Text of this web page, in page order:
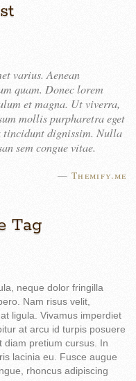
varius. Aenean
quam. Donec lorem
et magna. Ut viverra,
mollis purpharetra eget
tincidunt dignissim. Nulla
sem congue vitae.
— Themify.me
Tag
neque dolor fringilla
Nam risus velit,
ligula. Vivamus imperdiet
at arcu id turpis posuere
diam pretium cursus. In
lacinia eu. Fusce augue
rhoncus adipiscing